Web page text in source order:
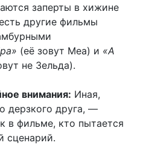
заперты в хижине
другие фильмы
(её зовут Меа) и «A
не Зельда).
внимания: Иная,
дерзкого друга, —
в фильме, кто пытается
сценарий.